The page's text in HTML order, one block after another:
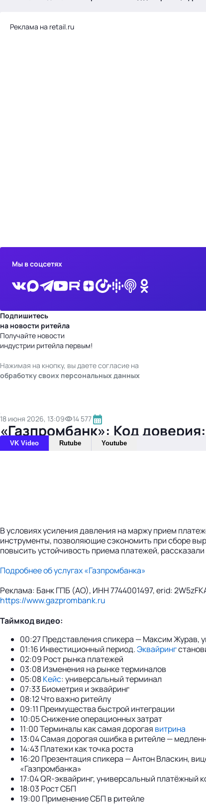
Реклама на retail.ru
Мы в соцсетях
Подпишитесь
на новости ритейла
Получайте новости
индустрии ритейла первым!
Нажимая на кнопку, вы даете согласие на
обработку своих персональных данных
18 июня 2026, 13:09 14 577
«Газпромбанк»: Код
VK Video Rutube Youtube
В условиях усиления давления на маржу прием
инструменты, позволяющие сэкономить при сборе
повысить устойчивость приема платежей,
Подробнее об услугах «Газпромбанка»
Реклама: Банк ГПБ (АО), ИНН 7744001497, erid:
https://www.gazprombank.ru
Таймкод видео:
00:27 Представления спикера — Максим Журав,
01:16 Инвестиционный период.Эквайринг
02:09 Рост рынка платежей
03:08 Изменения на рынке терминалов
05:08Кейс: универсальный терминал
07:33 Биометрия и эквайринг
08:12 Что важно ритейлу
09:11 Преимущества быстрой интеграции
10:05 Снижение операционных затрат
11:00 Терминалы как самая дорогая витрина
13:04 Самая дорогая ошибка в ритейле —
14:43 Платежи как точка роста
16:20 Презентация спикера — Антон Власкин,
«Газпромбанка»
17:04QR-эквайринг, универсальный платёжный
18:03 Рост СБП
19:00 Применение СБП в ритейле